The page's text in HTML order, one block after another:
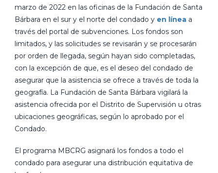
marzo de 2022 en las oficinas de la Fundación de Santa
Bárbara en el sur y el norte del condado y en línea a
través del portal de subvenciones. Los fondos son
limitados, y las solicitudes se revisarán y se procesarán
por orden de llegada, según hayan sido completadas,
con la excepción de que, es el deseo del condado de
asegurar que la asistencia se ofrece a través de toda la
geografía. La Fundación de Santa Bárbara vigilará la
asistencia ofrecida por el Distrito de Supervisión u otras
ubicaciones geográficas, según lo aprobado por el
Condado.
El programa MBCRG asignará los fondos a todo el
condado para asegurar una distribución equitativa de